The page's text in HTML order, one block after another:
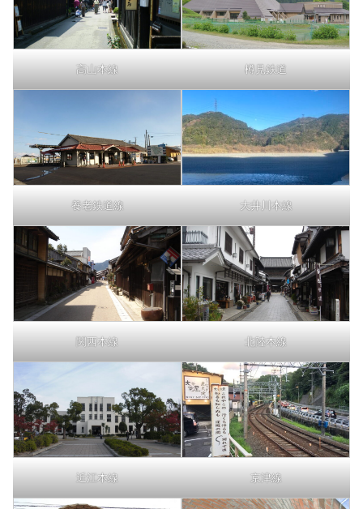
高山本線 樽見鉄道
養老鉄道線 大井川本線
関西本線 北陸本線
近江本線 京津線